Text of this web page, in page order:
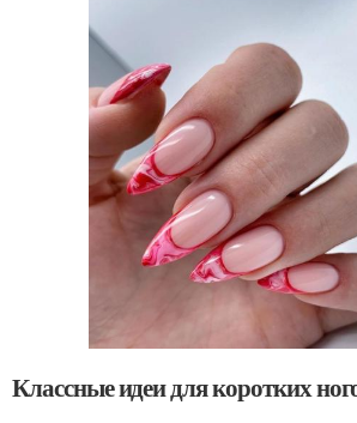
Классные идеи для коротких